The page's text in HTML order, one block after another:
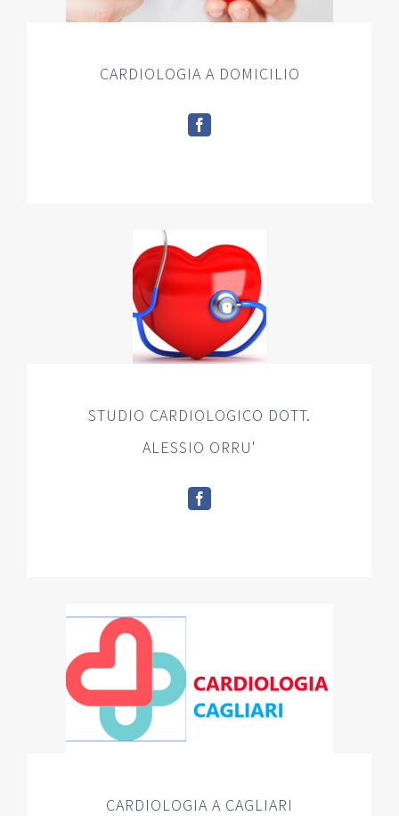
CARDIOLOGIA A DOMICILIO
STUDIO CARDIOLOGICO DOTT.
ALESSIO ORRU'
CARDIOLOGIA A CAGLIARI